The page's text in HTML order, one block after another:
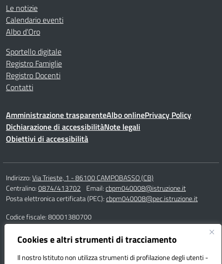
Cookies e altri strumenti di tracciamento
Il nostro Istituto non utilizza strumenti di profilazione degli utenti -
Le notizie
Calendario eventi
Albo d’Oro
Sportello digitale
Registro Famiglie
Registro Docenti
Contatti
Amministrazione trasparenteAlbo onlinePrivacy Policy
Dichiarazione di accessibilitàNote legali
Obiettivi di accessibilità
Indirizzo:Via Trieste, 1 - 86100 CAMPOBASSO (CB)
Centralino:0874/413702 Email:cbpm040008@istruzione.it
Posta elettronica certificata (PEC):cbpm040008@pec.istruzione.it
Codice fiscale: 80001380700
Codice meccanografico:CBPM040008
Codice Indice delle Pubbliche Amministrazioni (IPA): istsc_cbpm040008